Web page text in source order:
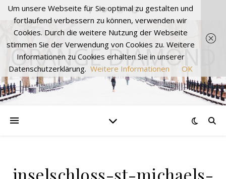
ORANGE DIAMOND
inselschloss-st-michaels-
Um unsere Webseite für Sie optimal zu gestalten und
fortlaufend verbessern zu können, verwenden wir
Cookies. Durch die weitere Nutzung der Webseite
stimmen Sie der Verwendung von Cookies zu. Weitere
Informationen zu Cookies erhalten Sie in unserer
Datenschutzerklärung. Weitere Informationen OK